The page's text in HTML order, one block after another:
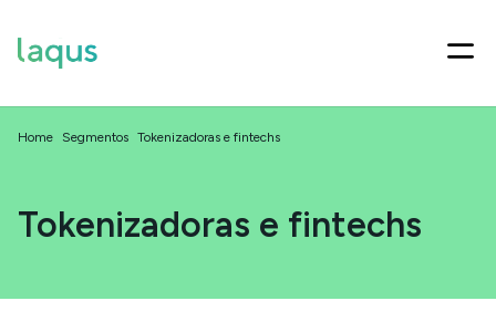
Home Segmentos Tokenizadoras e fintechs
Tokenizadoras e fintechs